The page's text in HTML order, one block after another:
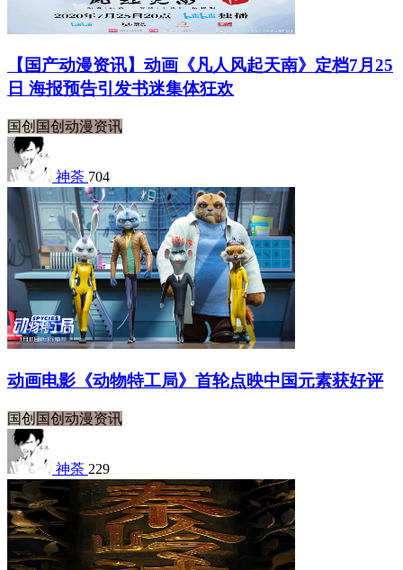
【国产动漫资讯】动画《凡人风起天南》定档7月25
日 海报预告引发书迷集体狂欢
国创 国创动漫资讯
神荼 704
动画电影《动物特工局》首轮点映中国元素获好评
国创 国创动漫资讯
神荼 229